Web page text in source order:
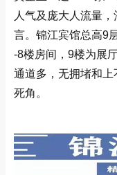
人气及庞大人流量
言。锦江宾馆总高9
-8楼房间，9楼为展
通道多，无拥堵和
死角。